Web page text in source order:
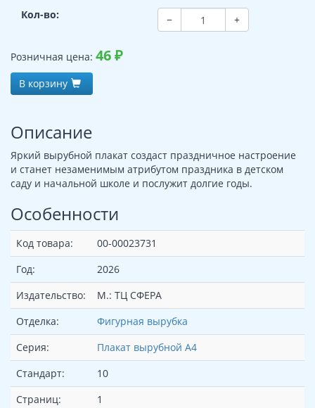
Кол-во: − +
Розничная цена: 46₽
В корзину
Описание
Яркий вырубной плакат создаст праздничное настроение
и станет незаменимым атрибутом праздника в детском
саду и начальной школе и послужит долгие годы.
Особенности
Код товара:
00-00023731
Год:
2026
Издательство:
М.: ТЦ СФЕРА
Отделка:
Фигурная вырубка
Серия:
Плакат вырубной А4
Стандарт:
10
Страниц:
1